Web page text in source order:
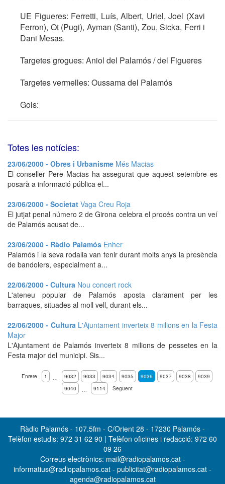
UE Figueres: Ferretti, Luís, Albert, Uriel, Joel (Xavi
Ferron), Ot (Pugi), Ayman (Santi), Zou, Sicka, Ferri i
Dani Mesas.
Targetes grogues: Aniol del Palamós / del Figueres
Targetes vermelles: Oussama del Palamós
Gols:
Totes les notícies:
23/06/2000 - Obres i Urbanisme Més Macias
El conseller Pere Macias ha assegurat que aquest setembre es
posarà a informació pública el...
23/06/2000 - Societat Vaga Creu Roja
El jutjat penal número 2 de Girona celebra el procés contra un veí
de Palamós acusat de...
23/06/2000 - Ràdio Palamós Enher
Palamós i la seva rodalia van tenir durant molts anys la presència
de bandolers, especialment a...
22/06/2000 - Cultura Nou concert rock
L'ateneu popular de Palamós aposta clarament per les
barraques, situades al moll vell, durant els...
22/06/2000 - Cultura L'Ajuntament inverteix 8 milions en la Festa
Major
L'Ajuntament de Palamós inverteix 8 milions de pessetes en la
Festa major del municipi. Sis...
Enrere 1 … 9032 9033 9034 9035 9036 9037 9038
9039
9040
… 9114 Següent
Ràdio Palamós - 107.5fm - C/Orient 28 - 17230 Palamós -
Telèfon estudis: 972 31 62 90 | Telèfon oficines i redacció: 972 60
09 26
Correus electrònics: mail@radiopalamos.cat -
informatius@radiopalamos.cat - publicitat@radiopalamos.cat -
agenda@radiopalamos.cat